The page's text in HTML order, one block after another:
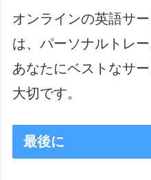
オンラインの英語サ
は、パーソナルトレ
あなたにベストなサ
大切です。
最後に